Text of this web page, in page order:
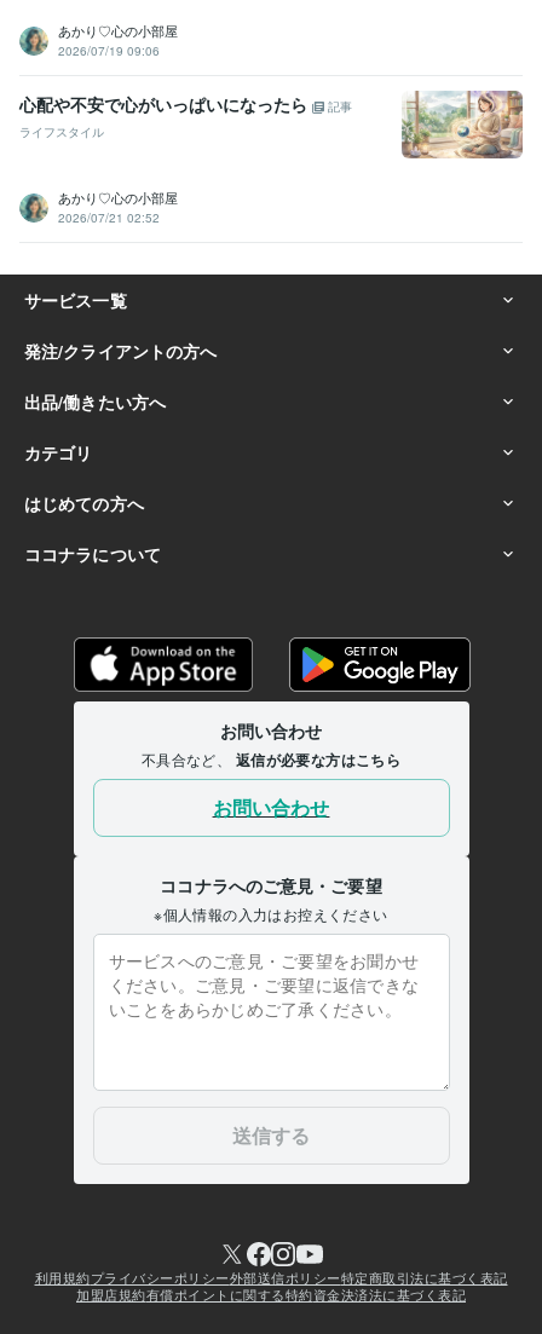
マイクロソフト オフィス スペシャリスト（MOS）
プログラミング言語・フレームワーク
HTML:20年
ビジネス・クリエイティブツール
Adobe InDesign:13年
Adobe Fresco:0年Adobe Premiere Pro:4年
PowerPoint:20年Excel:20年
CLIP STUDIO PAINT:5年ChatGPT:1年
【肯定】あなたとあなたの価値観を尊重します。:25年
【共感】あなたの代わりに泣いたり笑ったりしがち。:25年
【褒める・認める】あなたはとっても素晴らしいです。:30年
【表現力】反応が大きく驚かせてしまうかも。:30年
【HSS型HSE】繊細なのに刺激が欲しい…葛藤謳歌:40年
無類のおせっかい〝誰かのために動く〟下手の横好き。:30年
得意分野
悩み相談・カウンセリング 〝雑談〟でつながる、心地よい寄り道
なき闇にいるような深いお悩み相談
経験と共感、病気と向き合うお
HSP：敏感な心、持ち寄ってあったまろ？
空想の魔法で、今日
眠れぬ夜をふたりお散歩、夜更けのお喋り
大半〝仕事時間〟をあなたらしく アイデア出し：自ら選ぶ〝あなた
だけの道〟 私の失敗を恋愛成就・充実の肥やしにどうぞ モラルやル
ールを越えた人の本能のお話
お話相手 病気
応援団
コナラアイコン制作 ココナラヘッダー画像制作
電話相談 サムネイル アイコン ヘッダー
2003年3月 ~ 2006年2月
某大手予備校 2002年3月 ~ 2003年2月
あかり♡心の小部屋
2026/07/19 09:06
心配や不安で心がいっぱいになったら
記事
ライフスタイル
あかり♡心の小部屋
2026/07/21 02:52